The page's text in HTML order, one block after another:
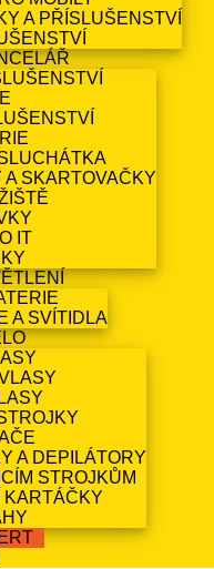
A PŘÍSLUŠENSTVÍ
SKARTOVAČKY
IT
A SVÍTIDLA
A DEPILÁTORY
STROJKŮM
KARTÁČKY